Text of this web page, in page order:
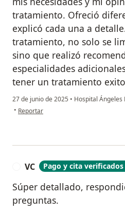
tratamiento. Ofreció
explicó cada una a
tratamiento, no solo se
sino que realizó
especialidades
tener un tratamiento
27 de junio de 2025 • Hospital Ángeles
• en opinión del usuario Yuly Peña
Reportar
VC Pago y cita verificados
Súper detallado,
preguntas.